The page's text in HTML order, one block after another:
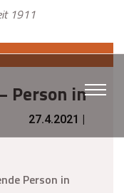
1911
Person in
27.4.2021 |
Person in